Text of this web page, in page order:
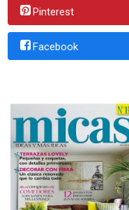
Pinterest
Facebook